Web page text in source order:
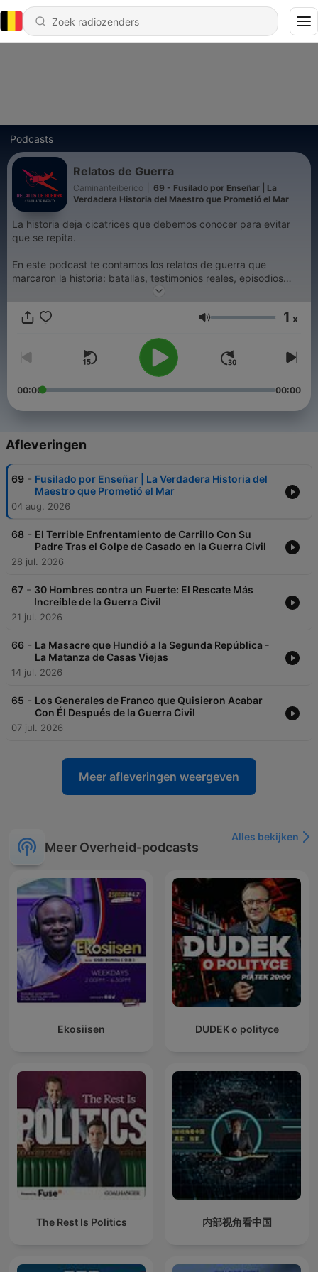
Podcasts
Relatos de Guerra
Caminanteiberico
69 - Fusilado por Enseñar | La
Verdadera Historia del Maestro que Prometió el Mar
La historia deja cicatrices que debemos conocer para evitar
que se repita.
En este podcast te contamos los relatos de guerra que
marcaron la historia: batallas, testimonios reales, episodios
olvidados y voces silenciadas por el paso del tiempo.
Con una narración envolvente y un enfoque humano, te
habitamos, sin ruido ni glorificación: solo memoria.
Si te apasiona entender la historia contada por sus
protagonistas, suscríbete, activa la campana y forma parte de
https://www.spreaker.com/podcast/relatos-de-guerra-
-6731681/support
Volume 1 x
00:00 00:00
Afleveringen
69 - Fusilado por Enseñar | La Verdadera Historia del
Maestro que Prometió el Mar
04 aug. 2026
68 - El Terrible Enfrentamiento de Carrillo Con Su
Padre Tras el Golpe de Casado en la Guerra Civil
28 jul. 2026
67 - 30 Hombres contra un Fuerte: El Rescate Más
Increíble de la Guerra Civil
21 jul. 2026
66 - La Masacre que Hundió a la Segunda República -
La Matanza de Casas Viejas
14 jul. 2026
65 - Los Generales de Franco que Quisieron Acabar
Con Él Después de la Guerra Civil
07 jul. 2026
Meer afleveringen weergeven
Meer Overheid-podcasts
Alles bekijken
Ekosiisen DUDEK o polityce
The Rest Is Politics 内部视角看中国